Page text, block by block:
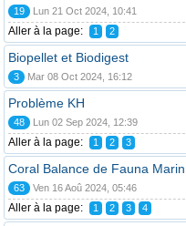
19 Lun 21 Oct 2024, 10:41
Aller à la page: 1 2
Biopellet et Biodigest
3 Mar 08 Oct 2024, 16:12
Problème KH
48 Lun 02 Sep 2024, 12:39
Aller à la page: 1 2 3
Coral Balance de Fauna Marin
63 Ven 16 Aoû 2024, 05:46
Aller à la page: 1 2 3 4